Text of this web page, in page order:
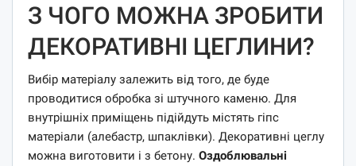
З ЧОГО МОЖНА ЗРОБИТИ
ДЕКОРАТИВНІ ЦЕГЛИНИ?
Вибір матеріалу залежить від того, де буде
проводитися обробка зі штучного каменю. Для
внутрішніх приміщень підійдуть містять гіпс
матеріали (алебастр, шпаклівки). Декоративні цеглу
можна виготовити і з бетону. Оздоблювальні